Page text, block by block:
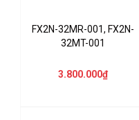
FX2N-32MR-001, FX2N-
32MT-001
3.800.000₫